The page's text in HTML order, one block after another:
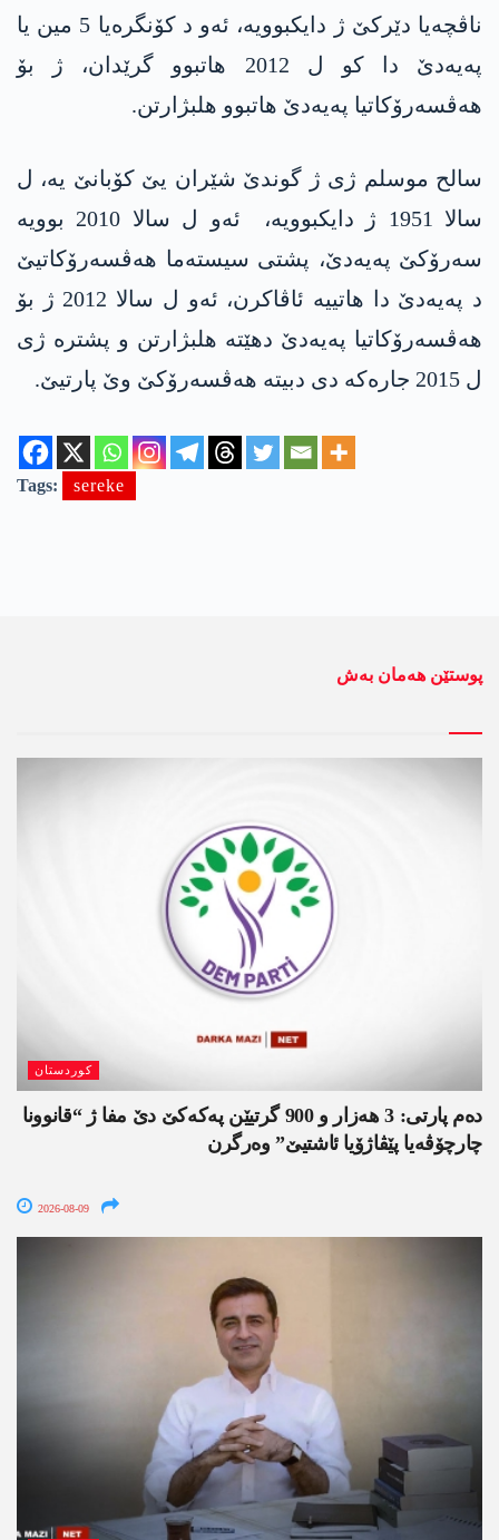
ناڤچەیا دێرکێ ژ دایکبوویە، ئەو د کۆنگرەیا 5 مین یا
په‌یه‌دێ دا کو ل 2012 هاتبوو گرێدان، ژ بۆ
هەڤسەرۆکاتیا په‌یه‌دێ هاتبوو هلبژارتن.
سالح موسلم ژی ژ گوندێ شێران یێ کۆبانێ یە، ل
سالا 1951 ژ دایکبوویە، ئەو ل سالا 2010 بوویه‌
سەرۆکێ په‌یه‌دێ، پشتی سیستەما هەڤسەرۆکاتیێ
د په‌یه‌دێ دا هاتییه‌ ئاڤاکرن، ئەو ل سالا 2012 ژ بۆ
هەڤسەرۆکاتیا په‌یه‌دێ دهێته‌ هلبژارتن و پشترە ژی
ل 2015 جارەکە دی دبیته‌ هەڤسەرۆکێ وێ پارتیێ.
Tags: sereke
پوستێن ھەمان بەش
کوردستان
دەم پارتی: 3 ھەزار و 900 گرتیێن پەکەکێ دێ مفا ژ “قانوونا
چارچۆڤەیا پێڤاژۆیا ئاشتیێ” وەرگرن
2026-08-09